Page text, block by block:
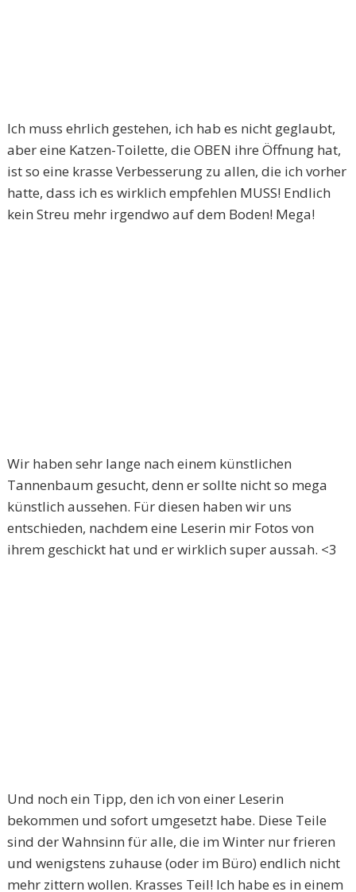
Ich muss ehrlich gestehen, ich hab es nicht geglaubt,
aber eine Katzen-Toilette, die OBEN ihre Öffnung hat,
ist so eine krasse Verbesserung zu allen, die ich vorher
hatte, dass ich es wirklich empfehlen MUSS! Endlich
kein Streu mehr irgendwo auf dem Boden! Mega!
Wir haben sehr lange nach einem künstlichen
Tannenbaum gesucht, denn er sollte nicht so mega
künstlich aussehen. Für diesen haben wir uns
entschieden, nachdem eine Leserin mir Fotos von
ihrem geschickt hat und er wirklich super aussah. <3
Und noch ein Tipp, den ich von einer Leserin
bekommen und sofort umgesetzt habe. Diese Teile
sind der Wahnsinn für alle, die im Winter nur frieren
und wenigstens zuhause (oder im Büro) endlich nicht
mehr zittern wollen. Krasses Teil! Ich habe es in einem